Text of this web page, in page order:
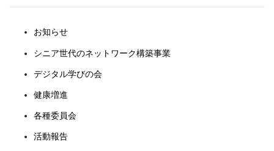
お知らせ
シニア世代のネットワーク構築事業
デジタル学びの会
健康増進
各種委員会
活動報告